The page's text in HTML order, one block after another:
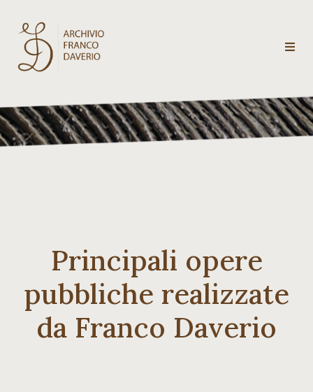
Archivio
Franco
Daverio
Contatti
Principali opere
pubbliche realizzate
da Franco Daverio